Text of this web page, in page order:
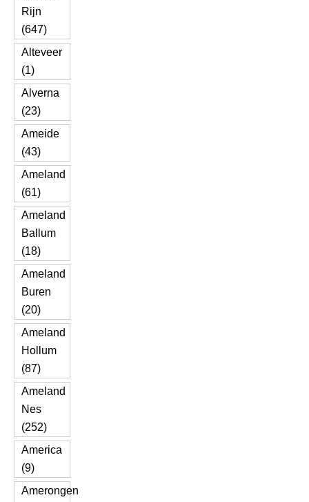
Rijn
(647)
Alteveer
(1)
Alverna
(23)
Ameide
(43)
Ameland
(61)
Ameland
Ballum
(18)
Ameland
Buren
(20)
Ameland
Hollum
(87)
Ameland
Nes
(252)
America
(9)
Amerongen